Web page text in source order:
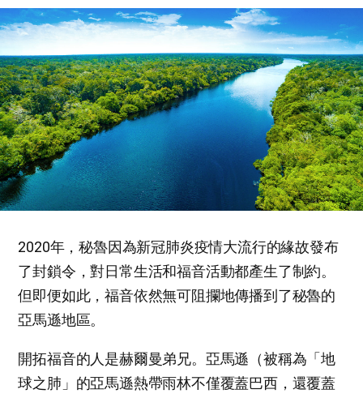
2020年，秘魯因為新冠肺炎疫情大流行的緣故發布
了封鎖令，對日常生活和福音活動都產生了制約。
但即便如此，福音依然無可阻攔地傳播到了秘魯的
亞馬遜地區。
開拓福音的人是赫爾曼弟兄。亞馬遜（被稱為「地
球之肺」的亞馬遜熱帶雨林不僅覆蓋巴西，還覆蓋